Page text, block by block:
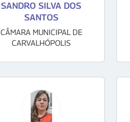
SANDRO SILVA DOS
SANTOS
CÂMARA MUNICIPAL DE
CARVALHÓPOLIS